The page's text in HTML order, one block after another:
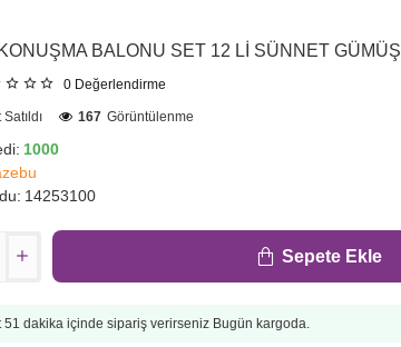
KONUŞMA BALONU SET 12 Lİ SÜNNET GÜMÜŞ
0 Değerlendirme
1000
14253100
167 Görüntülenme
Sepete Ekle
51 dakika içinde sipariş verirseniz Bugün kargoda.